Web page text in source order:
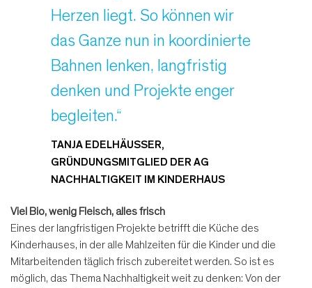
Herzen liegt. So können wir
das Ganze nun in koordinierte
Bahnen lenken, langfristig
denken und Projekte enger
begleiten.“
TANJA EDELHÄUSSER, G
RÜNDUNGSMITGLIED DER AG N
ACHHALTIGKEIT IM KINDERHAUS
Viel Bio, wenig Fleisch, alles frisch
Eines der langfristigen Projekte betrifft die Küche des
Kinderhauses, in der alle Mahlzeiten für die Kinder und die
Mitarbeitenden täglich frisch zubereitet werden. So ist es
möglich, das Thema Nachhaltigkeit weit zu denken: Von der